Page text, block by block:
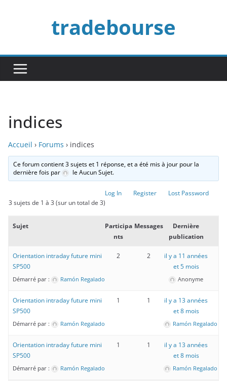
tradebourse
indices
Accueil › Forums › indices
Ce forum contient 3 sujets et 1 réponse, et a été mis à jour pour la
dernière fois par
le Aucun Sujet.
Log In Register
Lost Password
3 sujets de 1 à 3 (sur un total de 3)
Sujet
Participa
nts
Messages
Dernière
publication
Orientation intraday future mini
SP500
Démarré par : Ramón Regalado
2 2
il y a 11 années
et 5 mois
Anonyme
Orientation intraday future mini
SP500
Démarré par : Ramón Regalado
1 1
il y a 13 années
et 8 mois
Ramón Regalado
Orientation intraday future mini
SP500
Démarré par : Ramón Regalado
1 1
il y a 13 années
et 8 mois
Ramón Regalado